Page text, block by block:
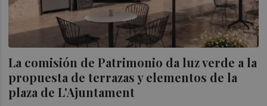
La comisión de Patrimonio da luz verde a la
propuesta de terrazas y elementos de la
plaza de L'Ajuntament